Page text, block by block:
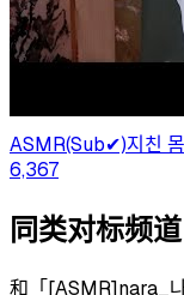
ASMR(Sub✔)지친
6,367
同类对标频道
和「[ASMR]nara_